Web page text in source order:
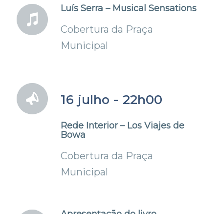
Luís Serra – Musical Sensations
Cobertura da Praça
Municipal
16 julho - 22h00
Rede Interior – Los Viajes de
Bowa
Cobertura da Praça
Municipal